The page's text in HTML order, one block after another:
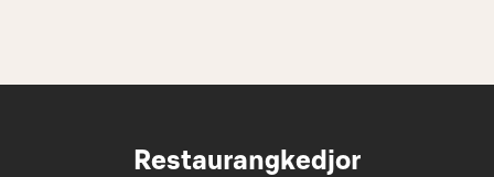
Restaurangkedjor